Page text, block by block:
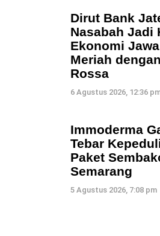
Dirut Bank
Nasabah Jadi
Ekonomi
Meriah
Rossa
6 Agustus 2026, 12:36
Immoderma
Tebar
Paket
Semarang
5 Agustus 2026, 7:08 pm